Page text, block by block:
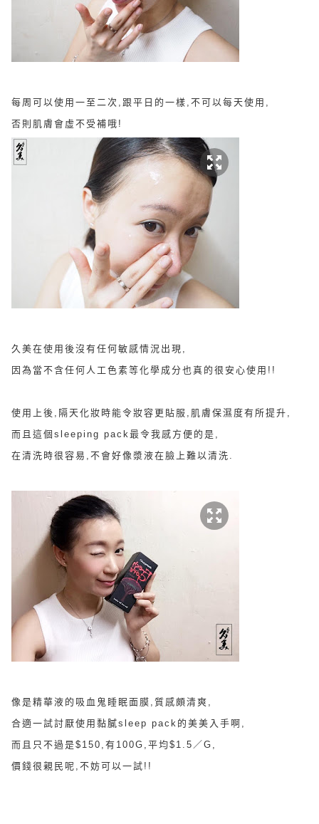
每周可以使用一至二次,跟平日的一樣,不可以每天使用,
否則肌膚會虛不受補哦!
久美在使用後沒有任何敏感情況出現,
因為當不含任何人工色素等化學成分也真的很安心使用!!
使用上後, 隔天化妝時能令妝容更貼服,肌膚保濕度有所提升,
而且這個 sleeping pack最令我感方便的是,
在清洗時很容易,不會好像漿液在臉上難以清洗.
像是精華液的 吸血鬼睡眠面膜,質感頗清爽,
合適一試討厭使用黏膩sleep pack的美美入手啊,
而且只不過是$150,有100G,平均$1.5／G,
價錢很親民呢,不妨可以一試!!